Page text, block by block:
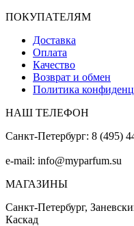
ПОКУПАТЕЛЯМ
Доставка
Оплата
Качество
Возврат и обмен
Политика
НАШ ТЕЛЕФОН
Санкт-Петербург: 8 (495)
e-mail: info@myparfum.su
МАГАЗИНЫ
Санкт-Петербург,
Каскад